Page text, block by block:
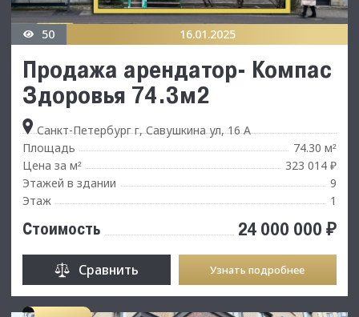
50 16.01.2025
Продажа арендатор- Компас
Здоровья 74.3м2
Санкт-Петербург г, Савушкина ул, 16 А
Площадь
74.30 м²
Цена за м²
323 014 ₽
Этажей в здании
9
Этаж
1
Стоимость 24 000 000 ₽
Сравнить Узнать подробнее